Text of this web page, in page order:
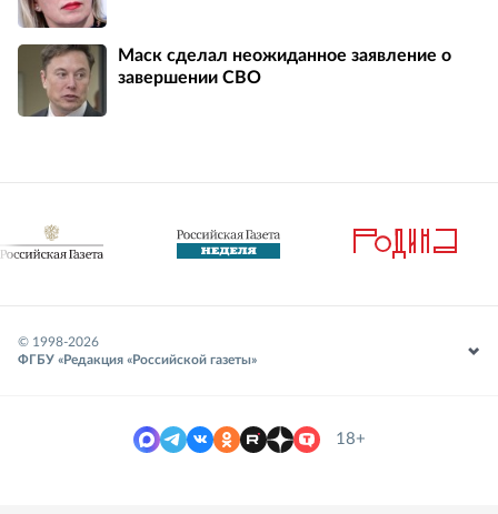
Маск сделал неожиданное заявление о
завершении СВО
© 1998-2026
ФГБУ «Редакция «Российской газеты»
18+